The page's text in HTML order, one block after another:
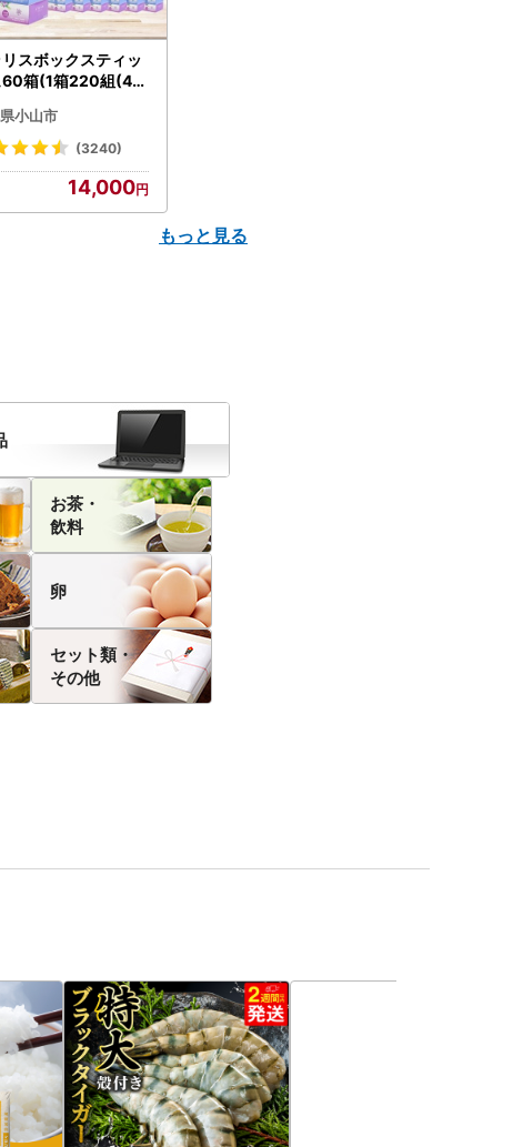
スボックスティッ
60箱(1箱220組(44
配送不可地域：離島
県】【1256759】
小山市
(3240)
14,000
もっと見る
お茶・
飲料
卵
セット類・
その他